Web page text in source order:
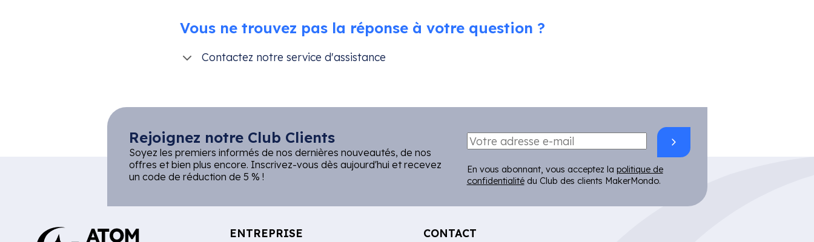
Vous ne trouvez pas la réponse à votre question ?
Contactez notre service d'assistance
Rejoignez notre Club Clients
Soyez les premiers informés de nos dernières nouveautés, de nos
offres et bien plus encore. Inscrivez-vous dès aujourd'hui et recevez
un code de réduction de 5 % !
En vous abonnant, vous acceptez la politique de
confidentialitédu Club des clients MakerMondo.
ENTREPRISE CONTACT